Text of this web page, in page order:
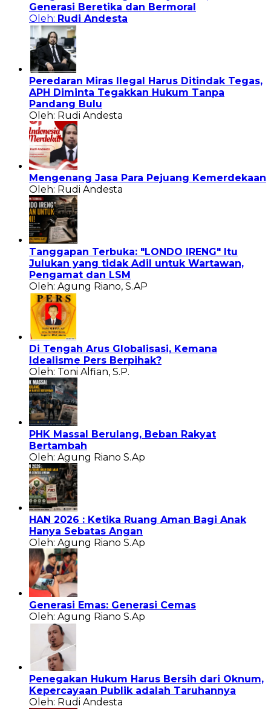
Generasi Beretika dan Bermoral
Oleh: Rudi Andesta
Peredaran Miras Ilegal Harus Ditindak Tegas,
APH Diminta Tegakkan Hukum Tanpa
Pandang Bulu
Oleh: Rudi Andesta
Mengenang Jasa Para Pejuang Kemerdekaan
Oleh: Rudi Andesta
Tanggapan Terbuka: "LONDO IRENG" Itu
Julukan yang tidak Adil untuk Wartawan,
Pengamat dan LSM
Oleh: Agung Riano, S.AP
Di Tengah Arus Globalisasi, Kemana
Idealisme Pers Berpihak?
Oleh: Toni Alfian, S.P.
PHK Massal Berulang, Beban Rakyat
Bertambah
Oleh: Agung Riano S.Ap
HAN 2026 : Ketika Ruang Aman Bagi Anak
Hanya Sebatas Angan
Oleh: Agung Riano S.Ap
Generasi Emas: Generasi Cemas
Oleh: Agung Riano S.Ap
Penegakan Hukum Harus Bersih dari Oknum,
Kepercayaan Publik adalah Taruhannya
Oleh: Rudi Andesta